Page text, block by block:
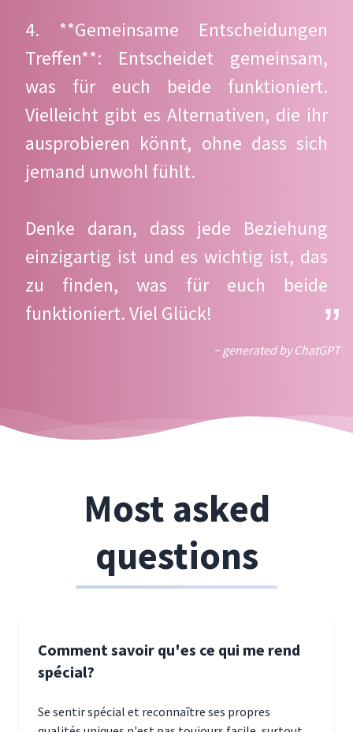
4. **Gemeinsame Entscheidungen
Treffen**: Entscheidet gemeinsam,
was für euch beide funktioniert.
Vielleicht gibt es Alternativen, die ihr
ausprobieren könnt, ohne dass sich
jemand unwohl fühlt.
Denke daran, dass jede Beziehung
einzigartig ist und es wichtig ist, das
zu finden, was für euch beide
funktioniert. Viel Glück!
~ generated by ChatGPT
Most asked
questions
Comment savoir qu'es ce qui me rend
spécial?
Se sentir spécial et reconnaître ses propres